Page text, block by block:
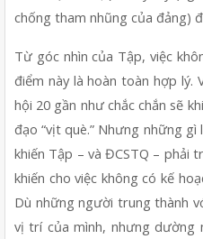
chống tham nhũng của đảng)
Từ góc nhìn của Tập, việc
điểm này là hoàn toàn hợp lý.
hội 20 gần như chắc chắn sẽ
đạo “vịt què.” Nhưng những
khiến Tập – và ĐCSTQ – phải
khiến cho việc không có kế
Dù những người trung thành
vị trí của mình, nhưng dường